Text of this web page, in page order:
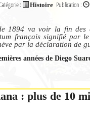
: Histoire Publication :
1894 va voir la fin
français signifié par
par la déclaration de
années de Diego
: plus de 10